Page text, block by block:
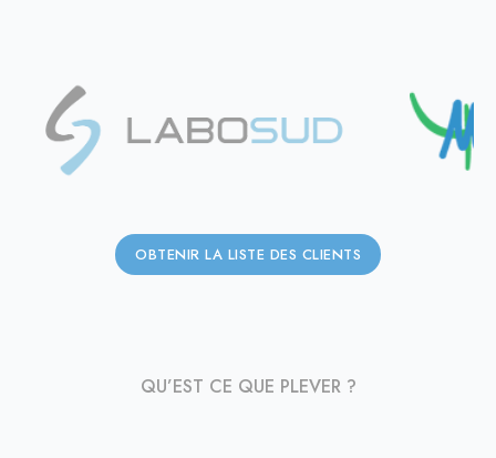
OBTENIR LA LISTE DES CLIENTS
QU’EST CE QUE PLEVER ?